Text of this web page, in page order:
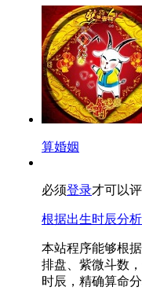
算婚姻
必须登录才可以
根据出生时辰分
本站程序能够根
排盘、紫微斗数
时辰，精确算命分